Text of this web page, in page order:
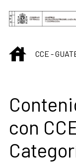
Saltar al
INICIO
CCE -
con